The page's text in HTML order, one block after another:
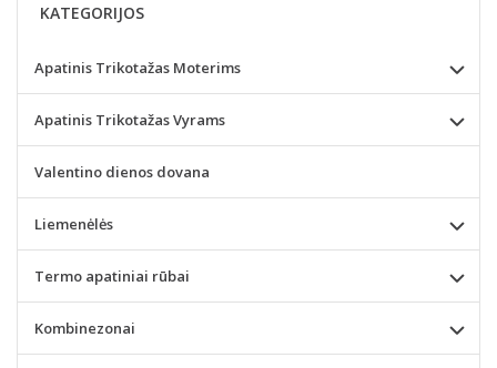
KATEGORIJOS
Apatinis Trikotažas Moterims
Apatinis Trikotažas Vyrams
Valentino dienos dovana
Liemenėlės
Termo apatiniai rūbai
Kombinezonai